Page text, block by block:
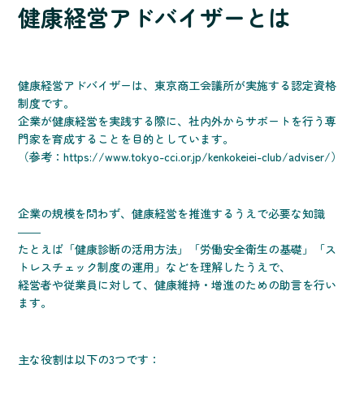
健康経営アドバイザーとは
健康経営アドバイザーは、東京商工会議所が実施する認定資格
制度です。
企業が健康経営を実践する際に、社内外からサポートを行う専
門家を育成することを目的としています。
（参考：https://www.tokyo-cci.or.jp/kenkokeiei-club/adviser/）
企業の規模を問わず、健康経営を推進するうえで必要な知識
――
たとえば「健康診断の活用方法」「労働安全衛生の基礎」「ス
トレスチェック制度の運用」などを理解したうえで、
経営者や従業員に対して、健康維持・増進のための助言を行い
ます。
主な役割は以下の3つです：